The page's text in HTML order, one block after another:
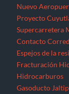
Nuevo
Proyecto
Supercarretera
Contacto
Espejos de la
Fracturación
Hidrocarburos
Gasoducto